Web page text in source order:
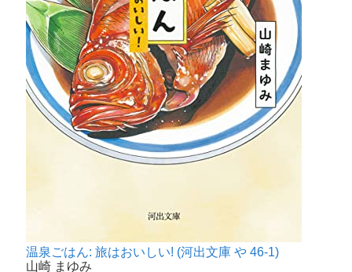
温泉ごはん: 旅はおいしい! (河出文庫 や 46-1)
山崎 まゆみ